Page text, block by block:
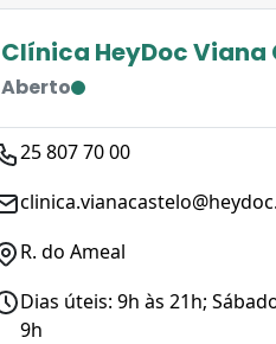
Clínica HeyDoc Viana
Aberto
25 807 70 00
R. do Ameal
Dias úteis: 9h às 21h;
9h